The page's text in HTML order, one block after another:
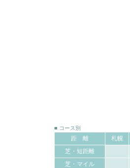
■ コース別
距 離 札幌
芝・短距離
芝・マイル